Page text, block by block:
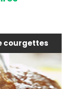
courgettes